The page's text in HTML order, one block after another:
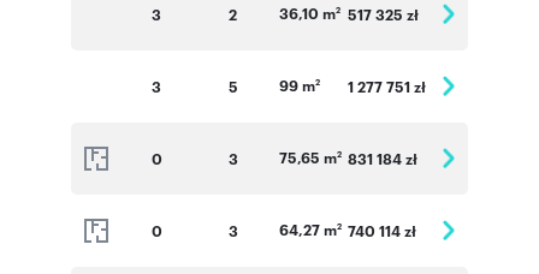
3 2 36,10 m2 517 325 zł
3 5 99 m2 1 277 751 zł
0 3 75,65 m2 831 184 zł
0 3 64,27 m2 740 114 zł